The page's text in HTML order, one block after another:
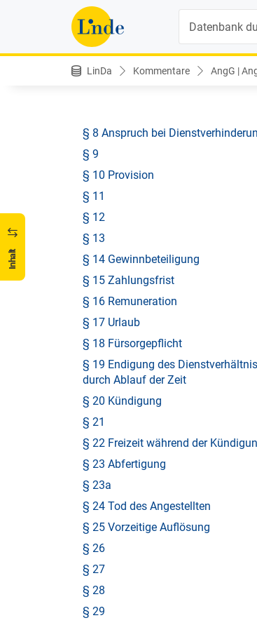
LinDa Kommentare AngG |
Inhalt
§ 2
§ 3
§ 4
§ 5
§ 8 Anspruch bei
§ 9
§ 10 Provision
§ 11
§ 12
§ 13
§ 14 Gewinnbeteiligung
§ 15 Zahlungsfrist
§ 16 Remuneration
§ 17 Urlaub
§ 18 Fürsorgepflicht
§ 19 Endigung des
durch Ablauf der Zeit
§ 20 Kündigung
§ 21
§ 22 Freizeit während der
§ 23 Abfertigung
§ 23a
§ 24 Tod des Angestellten
§ 25 Vorzeitige Auflösung
§ 26
§ 27
§ 28
§ 29